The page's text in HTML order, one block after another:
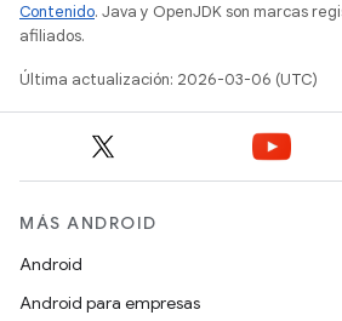
Contenido. Java y OpenJDK son marcas
afiliados.
Última actualización: 2026-03-06 (UTC)
MÁS ANDROID
Android
Android para empresas